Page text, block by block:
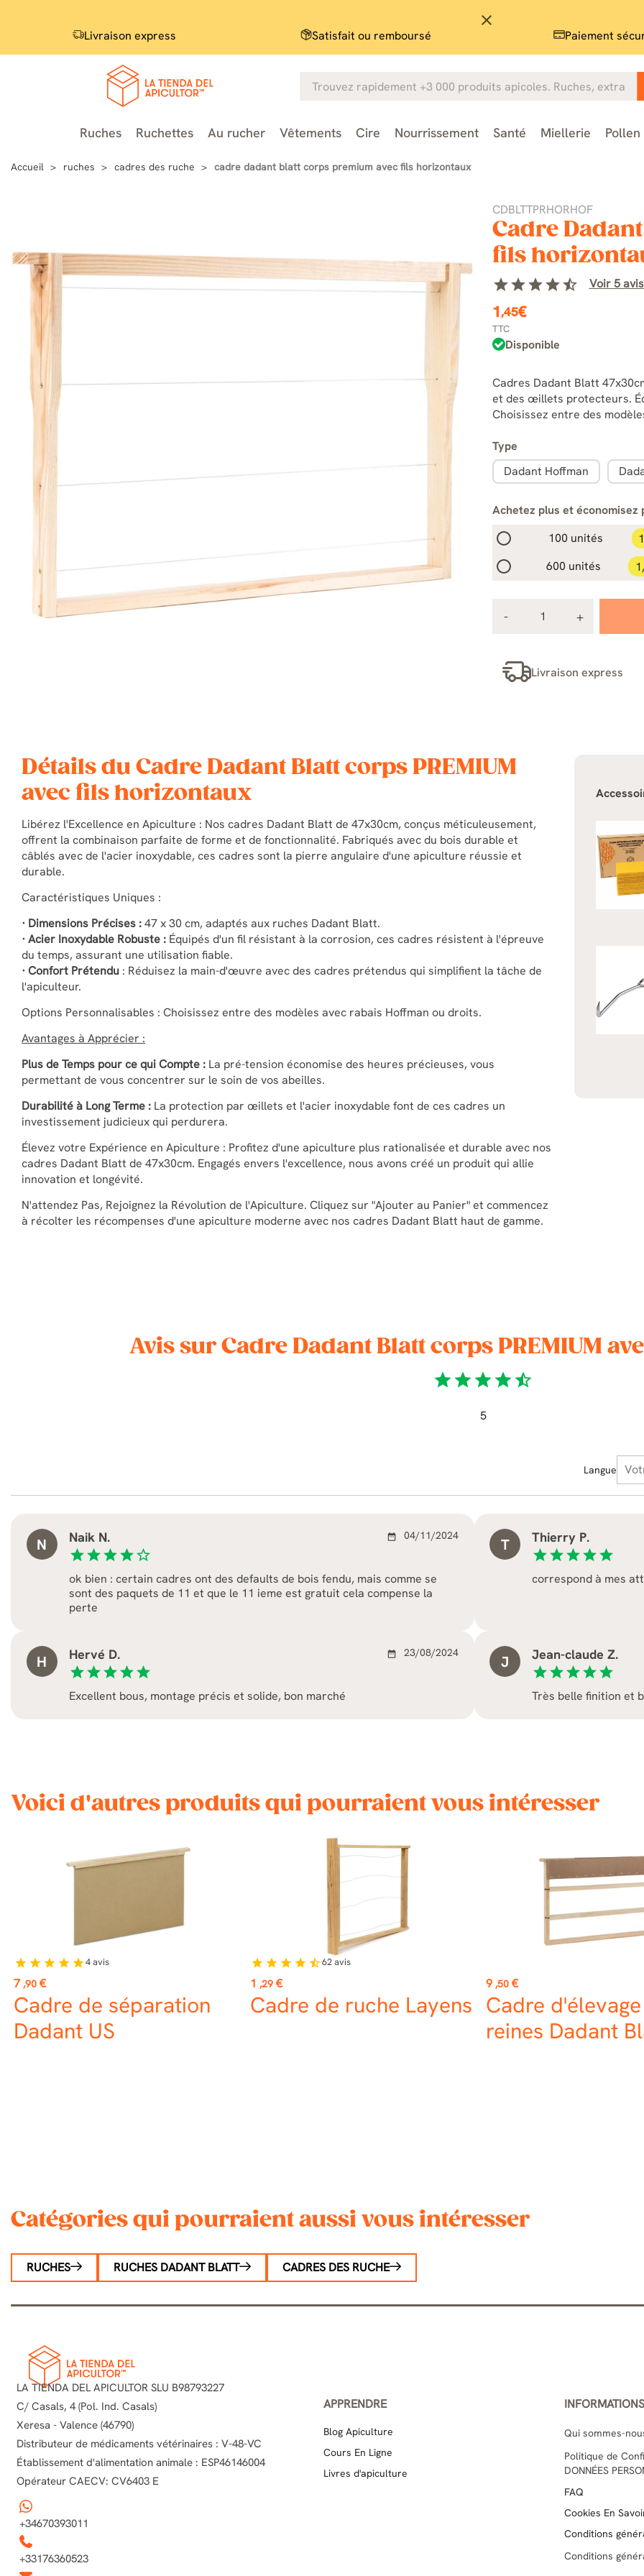
close
Livraison express Satisfait ou remboursé Paiement
Ruches Ruchettes Au rucher Vêtements Cire Nourrissement Santé Miellerie Pollen
Accueil ruches cadres des ruche cadre dadant blatt corps premium avec fils horizontaux
CDBLTTPRHORHOF
Cadre
fils
starstarstarstarstar_half Voir 5
1,45€
TTC
Disponible
Cadres Dadant Blatt
et des œillets protecteurs.
Choisissez entre des
Type
Dadant Hoffman
Achetez plus et économisez
100 unités
600 unités
Livraison express
Détails du Cadre Dadant Blatt corps PREMIUM
avec fils horizontaux
Libérez l'Excellence en Apiculture : Nos cadres Dadant Blatt de 47x30cm, conçus méticuleusement,
offrent la combinaison parfaite de forme et de fonctionnalité. Fabriqués avec du bois durable et
câblés avec de l'acier inoxydable, ces cadres sont la pierre angulaire d'une apiculture réussie et
durable.
Caractéristiques Uniques :
· Dimensions Précises :47 x 30 cm, adaptés aux ruches Dadant Blatt.
· Acier Inoxydable Robuste : Équipés d'un fil résistant à la corrosion, ces cadres résistent à l'épreuve
du temps, assurant une utilisation fiable.
· Confort Prétendu : Réduisez la main-d'œuvre avec des cadres prétendus qui simplifient la tâche de
l'apiculteur.
Options Personnalisables : Choisissez entre des modèles avec rabais Hoffman ou droits.
Avantages à Apprécier :
Plus de Temps pour ce qui Compte : La pré-tension économise des heures précieuses, vous
permettant de vous concentrer sur le soin de vos abeilles.
Durabilité à Long Terme : La protection par œillets et l'acier inoxydable font de ces cadres un
investissement judicieux qui perdurera.
Élevez votre Expérience en Apiculture : Profitez d'une apiculture plus rationalisée et durable avec nos
cadres Dadant Blatt de 47x30cm. Engagés envers l'excellence, nous avons créé un produit qui allie
innovation et longévité.
N'attendez Pas, Rejoignez la Révolution de l'Apiculture. Cliquez sur "Ajouter au Panier" et commencez
à récolter les récompenses d'une apiculture moderne avec nos cadres Dadant Blatt haut de gamme.
Avis sur Cadre Dadant Blatt corps PREMIUM
starstarstarstarstar_half
5
Langue
N
Naik N.
starstarstarstarstar_border
date_range 04/11/2024
ok bien : certain cadres ont des defaults de bois fendu, mais comme se
sont des paquets de 11 et que le 11 ieme est gratuit cela compense la
perte
T
Thierry P.
starstarstarstarstar
correspond à mes
H
Hervé D.
starstarstarstarstar
date_range 23/08/2024
Excellent bous, montage précis et solide, bon marché
J
Jean-claude Z.
starstarstarstarstar
Très belle finition et
Voici d'autres produits qui pourraient vous intéresser
Prix
7 ,90 €
Cadre de séparation
Dadant US
star star star star star4avis
Prix
1 ,29 €
Cadre de ruche Layens
star star star star star_half62avis
Prix
9 ,50 €
Cadre
reines Dadant
Catégories qui pourraient aussi vous intéresser
RUCHES RUCHES DADANT BLATT CADRES DES RUCHE
LA TIENDA DEL APICULTOR SLU B98793227
C/ Casals, 4 (Pol. Ind. Casals)
Xeresa - Valence (46790)
Distributeur de médicaments vétérinaires : V-48-VC
Établissement d'alimentation animale : ESP46146004
Opérateur CAECV: CV6403 E
+34670393011
+33176360523
APPRENDRE
Blog Apiculture
Cours En Ligne
Livres d'apiculture
INFORMATIONS
Qui sommes-
Politique de
DONNÉES
FAQ
Cookies En
Conditions
Conditions